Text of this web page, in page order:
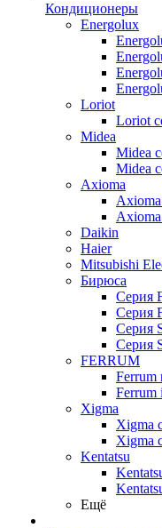
Кондиционеры
Energolux
Loriot
Loriot
Midea
Midea
Midea
Axioma
Daikin
Haier
Mitsubishi
Бирюса
Серия
Серия
Серия
Серия
FERRUM
Ferrum
Ferrum
Xigma
Xigma
Xigma
Kentatsu
Ещё